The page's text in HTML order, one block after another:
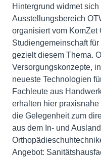
Hintergrund widmet sich
Ausstellungsbereich
organisiert vom KomZet
Studiengemeinschaft
gezielt diesem Thema.
Versorgungskonzepte,
neueste Technologien
Fachleute aus
erhalten hier
die Gelegenheit zum
aus dem In- und
Angebot: